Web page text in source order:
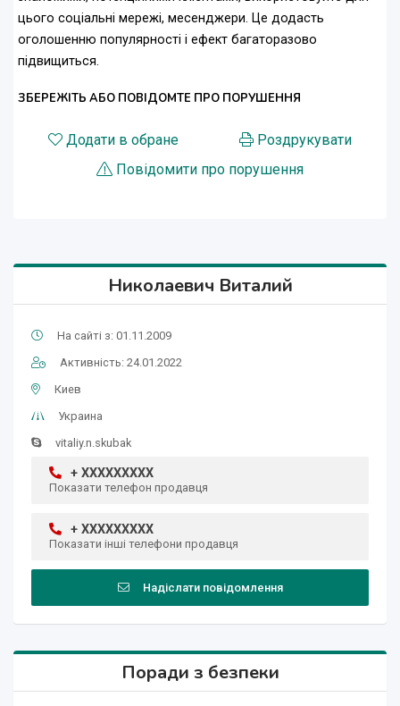
цього соціальні мережі, месенджери. Це додасть
оголошенню популярності і ефект багаторазово
підвищиться.
ЗБЕРЕЖІТЬ АБО ПОВІДОМТЕ ПРО ПОРУШЕННЯ
Додати в обране
Роздрукувати
Повідомити про порушення
Николаевич Виталий
На сайті з: 01.11.2009
Активність: 24.01.2022
Киев
Украина
vitaliy.n.skubak
+ XXXXXXXXX
Показати телефон продавця
+ XXXXXXXXX
Показати інші телефони продавця
Надіслати повідомлення
Поради з безпеки